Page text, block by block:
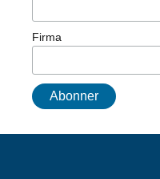
Firma